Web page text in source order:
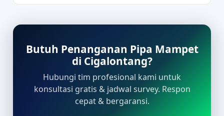
Butuh Penanganan Pipa Mampet
di Cigalontang?
Hubungi tim profesional kami untuk
konsultasi gratis & jadwal survey. Respon
cepat & bergaransi.